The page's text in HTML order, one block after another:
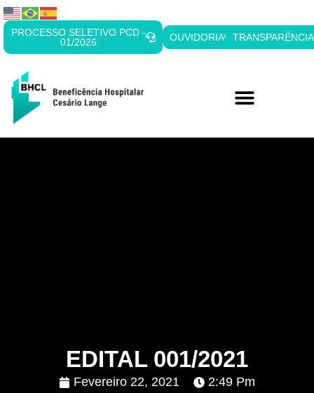
PROCESSO SELETIVO PCD -
01/2026
OUVIDORIA TRANSPARÊNCIA
EDITAL 001/2021
Fevereiro 22, 2021
2:49 Pm